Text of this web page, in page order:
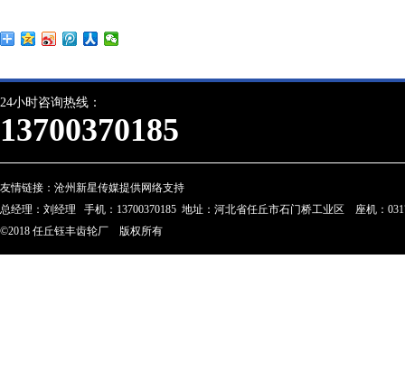
24小时咨询热线：
13700370185
友情链接： 沧州新星传媒提供网络支持
总经理：刘经理 手机：13700370185 地址：河北省任丘市石门桥工业区 座机：
©2018 任丘钰丰齿轮厂 版权所有